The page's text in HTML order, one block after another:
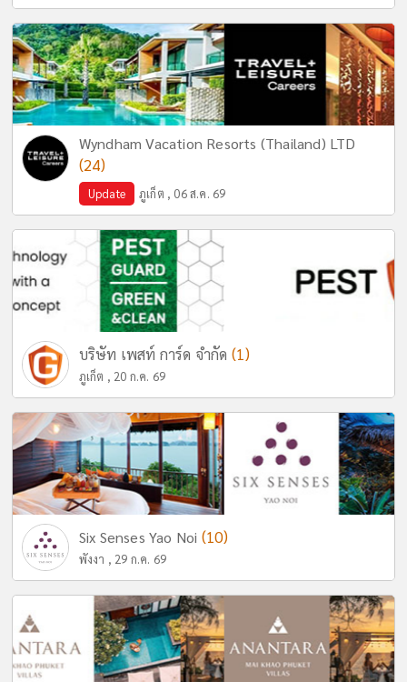
Wyndham Vacation Resorts (Thailand) LTD
(24)
Update ภูเก็ต , 06 ส.ค. 69
บริษัท เพสท์ การ์ด จำกัด (1)
ภูเก็ต , 20 ก.ค. 69
Six Senses Yao Noi (10)
พังงา , 29 ก.ค. 69